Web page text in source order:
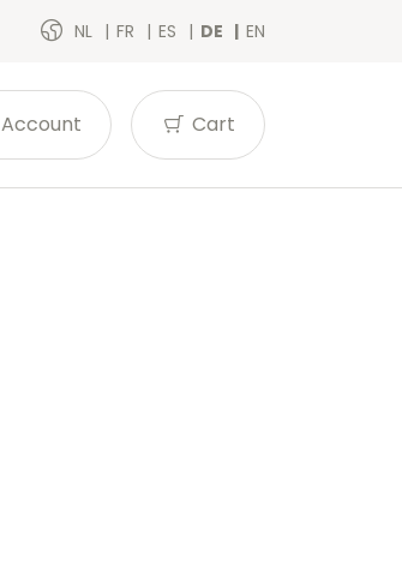
NL FR ES DE EN
Account Cart